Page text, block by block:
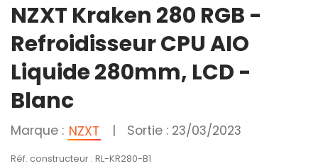
NZXT Kraken 280 RGB -
Refroidisseur CPU AIO
Liquide 280mm, LCD -
Blanc
Marque : NZXT | Sortie : 23/03/2023
Réf. constructeur : RL-KR280-B1